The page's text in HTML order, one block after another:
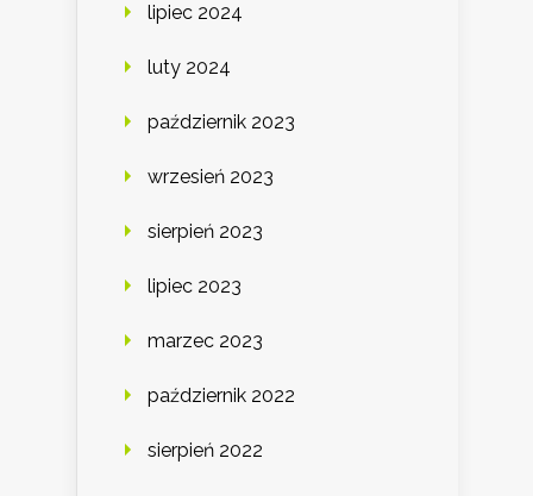
lipiec 2024
luty 2024
październik 2023
wrzesień 2023
sierpień 2023
lipiec 2023
marzec 2023
październik 2022
sierpień 2022